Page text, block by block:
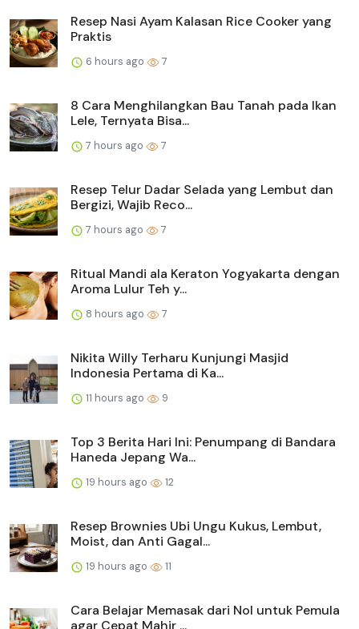
Resep Nasi Ayam Kalasan Rice Cooker yang
Praktis
6 hours ago 7
8 Cara Menghilangkan Bau Tanah pada Ikan
Lele, Ternyata Bisa...
7 hours ago 7
Resep Telur Dadar Selada yang Lembut dan
Bergizi, Wajib Reco...
7 hours ago 7
Ritual Mandi ala Keraton Yogyakarta dengan
Aroma Lulur Teh y...
8 hours ago 7
Nikita Willy Terharu Kunjungi Masjid
Indonesia Pertama di Ka...
11 hours ago 9
Top 3 Berita Hari Ini: Penumpang di Bandara
Haneda Jepang Wa...
19 hours ago 12
Resep Brownies Ubi Ungu Kukus, Lembut,
Moist, dan Anti Gagal...
19 hours ago 11
Cara Belajar Memasak dari Nol untuk Pemula
agar Cepat Mahir ...